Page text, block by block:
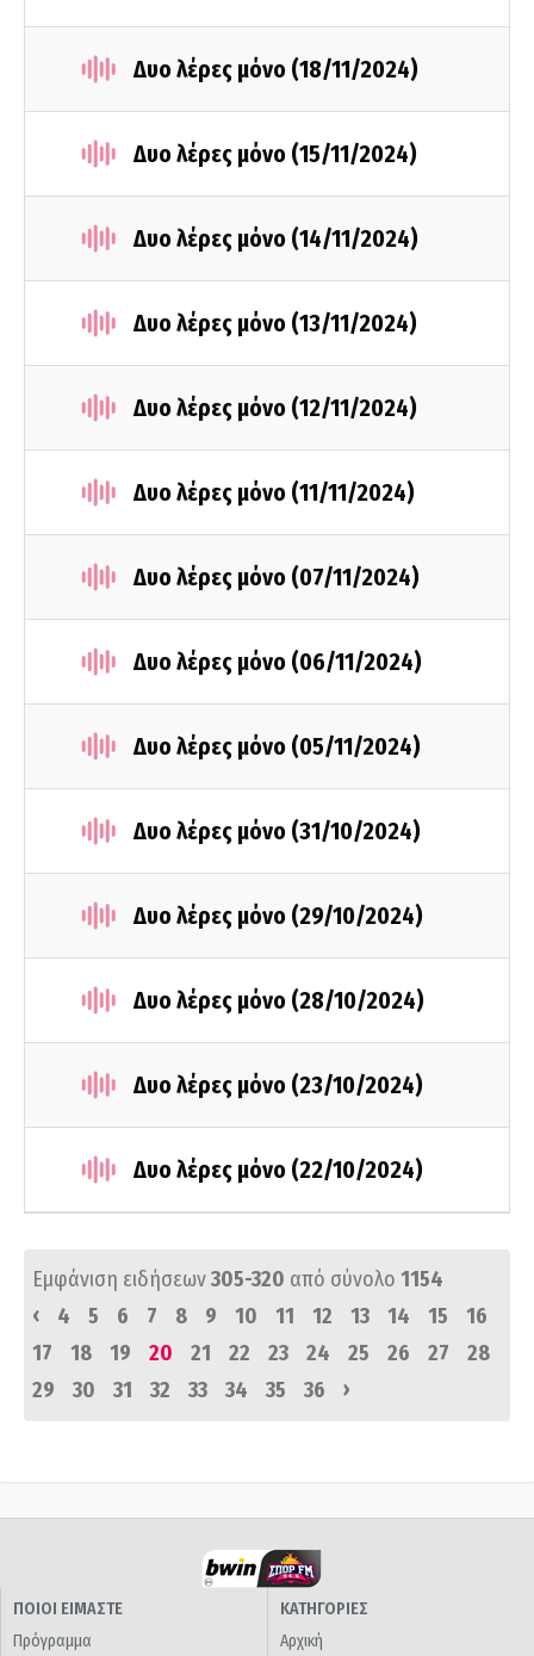
Δυο λέρες μόνο (18/11/2024)
Δυο λέρες μόνο (15/11/2024)
Δυο λέρες μόνο (14/11/2024)
Δυο λέρες μόνο (13/11/2024)
Δυο λέρες μόνο (12/11/2024)
Δυο λέρες μόνο (11/11/2024)
Δυο λέρες μόνο (07/11/2024)
Δυο λέρες μόνο (06/11/2024)
Δυο λέρες μόνο (05/11/2024)
Δυο λέρες μόνο (31/10/2024)
Δυο λέρες μόνο (29/10/2024)
Δυο λέρες μόνο (28/10/2024)
Δυο λέρες μόνο (23/10/2024)
Δυο λέρες μόνο (22/10/2024)
Εμφάνιση ειδήσεων305-320 από σύνολο 1154
‹
4 5 6 7 8 9 10 11 12 13 14 15
16
17
18 19 20 21 22 23 24 25 26 27
28
29
30 31 32 33 34 35 36 ›
ΠΟΙΟΙ ΕΙΜΑΣΤΕ
Πρόγραμμα
ΚΑΤΗΓΟΡΙΕΣ
Αρχική